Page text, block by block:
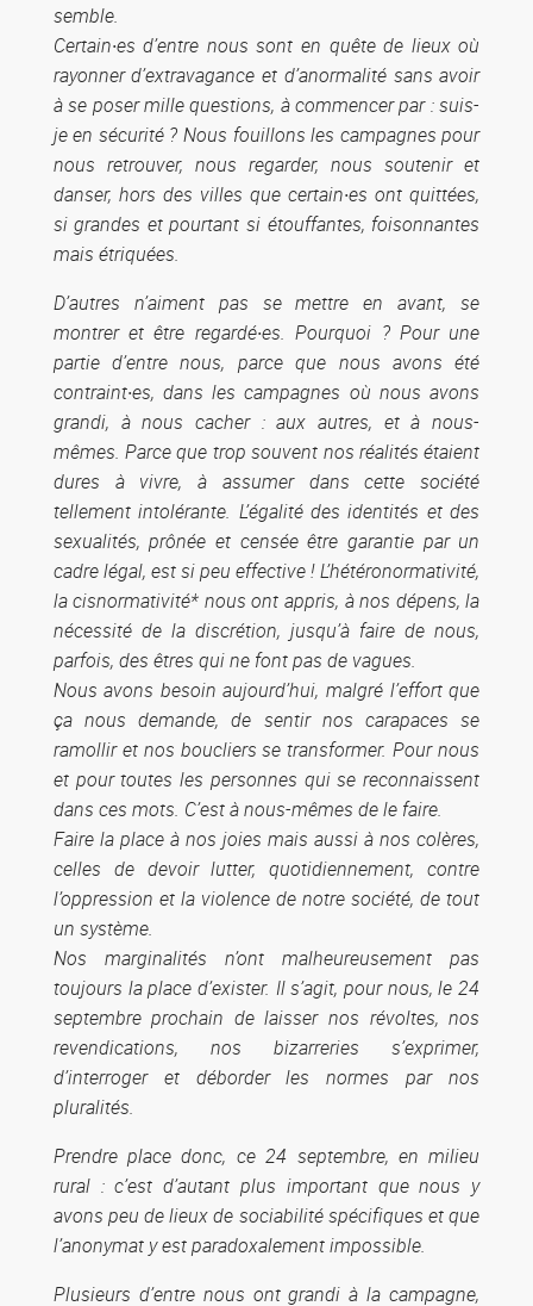
semble.
Certain·es d’entre nous sont en quête de lieux où
rayonner d’extravagance et d’anormalité sans avoir
à se poser mille questions, à commencer par : suis-
je en sécurité ? Nous fouillons les campagnes pour
nous retrouver, nous regarder, nous soutenir et
danser, hors des villes que certain·es ont quittées,
si grandes et pourtant si étouffantes, foisonnantes
mais étriquées.
D’autres n’aiment pas se mettre en avant, se
montrer et être regardé·es. Pourquoi ? Pour une
partie d’entre nous, parce que nous avons été
contraint·es, dans les campagnes où nous avons
grandi, à nous cacher : aux autres, et à nous-
mêmes. Parce que trop souvent nos réalités étaient
dures à vivre, à assumer dans cette société
tellement intolérante. L’égalité des identités et des
sexualités, prônée et censée être garantie par un
cadre légal, est si peu effective ! L’hétéronormativité,
la cisnormativité* nous ont appris, à nos dépens, la
nécessité de la discrétion, jusqu’à faire de nous,
parfois, des êtres qui ne font pas de vagues.
Nous avons besoin aujourd’hui, malgré l’effort que
ça nous demande, de sentir nos carapaces se
ramollir et nos boucliers se transformer. Pour nous
et pour toutes les personnes qui se reconnaissent
dans ces mots. C’est à nous-mêmes de le faire.
Faire la place à nos joies mais aussi à nos colères,
celles de devoir lutter, quotidiennement, contre
l’oppression et la violence de notre société, de tout
un système.
Nos marginalités n’ont malheureusement pas
toujours la place d’exister. Il s’agit, pour nous, le 24
septembre prochain de laisser nos révoltes, nos
revendications, nos bizarreries s’exprimer,
d’interroger et déborder les normes par nos
pluralités.
Prendre place donc, ce 24 septembre, en milieu
rural : c’est d’autant plus important que nous y
avons peu de lieux de sociabilité spécifiques et que
l’anonymat y est paradoxalement impossible.
Plusieurs d’entre nous ont grandi à la campagne,